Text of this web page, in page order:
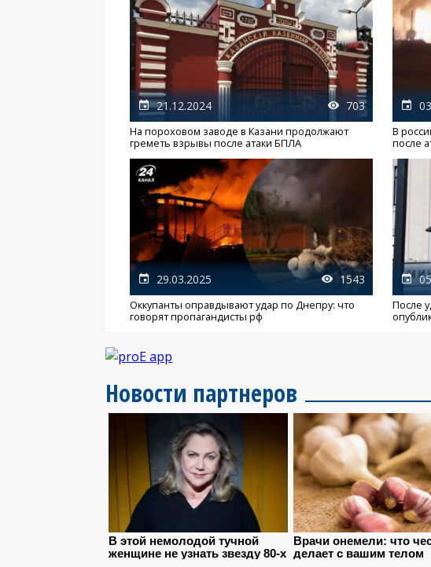
21.12.2024 703
На пороховом заводе в Казани продолжают
греметь взрывы после атаки БПЛА
В
после
29.03.2025 1543
Оккупанты оправдывают удар по Днепру: что
говорят пропагандисты рф
После
Новости партнеров